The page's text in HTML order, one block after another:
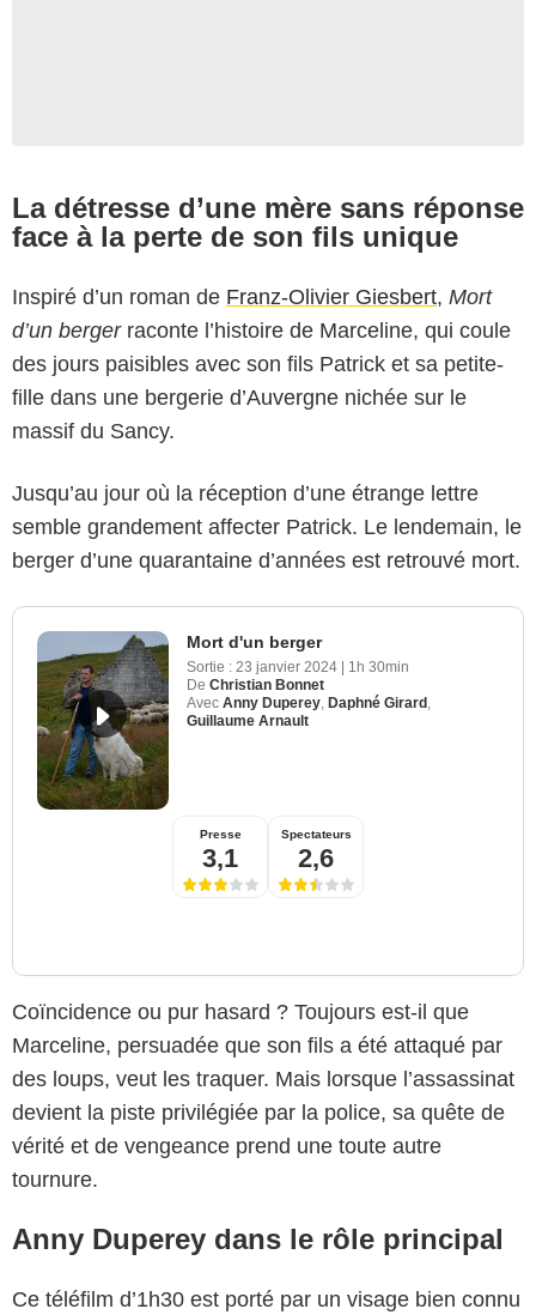
La détresse d’une mère sans réponse
face à la perte de son fils unique
Inspiré d’un roman de Franz-Olivier Giesbert, Mort
d’un bergerraconte l’histoire de Marceline, qui coule
des jours paisibles avec son fils Patrick et sa petite-
fille dans une bergerie d’Auvergne nichée sur le
massif du Sancy.
Jusqu’au jour où la réception d’une étrange lettre
semble grandement affecter Patrick. Le lendemain, le
berger d’une quarantaine d’années est retrouvé mort.
Mort d'un berger
Sortie : 23 janvier 2024 | 1h 30min
De Christian Bonnet
Avec Anny Duperey Daphné Girard
Guillaume Arnault
Presse
3,1
Spectateurs
2,6
Coïncidence ou pur hasard ? Toujours est-il que
Marceline, persuadée que son fils a été attaqué par
des loups, veut les traquer. Mais lorsque l’assassinat
devient la piste privilégiée par la police, sa quête de
vérité et de vengeance prend une toute autre
tournure.
Anny Duperey dans le rôle principal
Ce téléfilm d’1h30 est porté par un visage bien connu